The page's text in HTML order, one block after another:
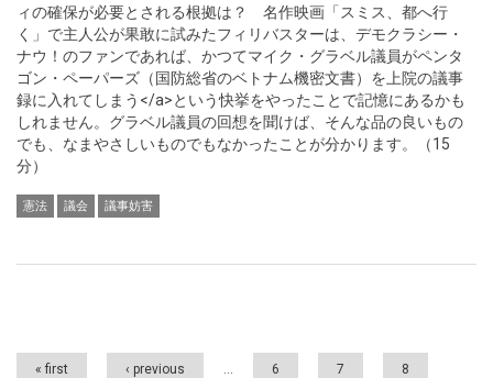
ィの確保が必要とされる根拠は？ 名作映画「スミス、都へ行
く」で主人公が果敢に試みたフィリバスターは、デモクラシー・
ナウ！のファンであれば、かつてマイク・グラベル議員がペンタ
ゴン・ペーパーズ（国防総省のベトナム機密文書）を上院の議事
録に入れてしまう</a>という快挙をやったことで記憶にあるかも
しれません。グラベル議員の回想を聞けば、そんな品の良いもの
でも、なまやさしいものでもなかったことが分かります。（15
分）
憲法 議会 議事妨害
Pages
« first ‹ previous … 6 7 8